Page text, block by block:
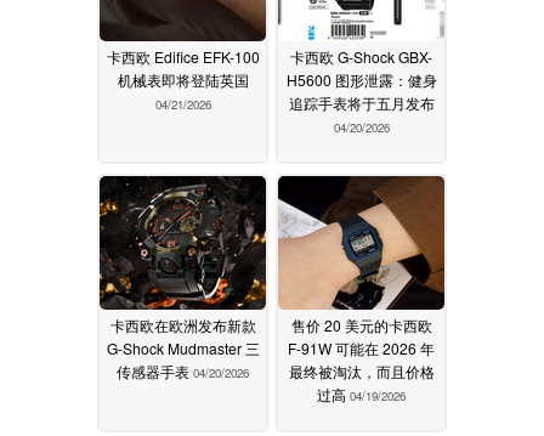
卡西欧 Edifice EFK-100
机械表即将登陆英国
04/21/2026
卡西欧 G-Shock GBX-
H5600 图形泄露：健身
追踪手表将于五月发布
04/20/2026
卡西欧在欧洲发布新款
G-Shock Mudmaster 三
传感器手表 04/20/2026
售价 20 美元的卡西欧
F-91W 可能在 2026 年
最终被淘汰，而且价格
过高 04/19/2026